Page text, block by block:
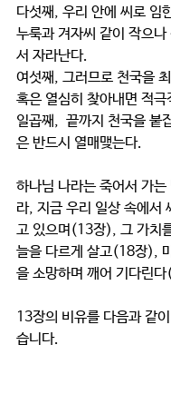
다섯째, 우리 안에 씨로 임
누룩과 겨자씨 같이 작으나
서 자라난다.
여섯째, 그러므로 천국을
혹은 열심히 찾아내면 적극
일곱째,  끝까지 천국을 붙
은 반드시 열매맺는다.
하나님 나라는 죽어서 가는
라, 지금 우리 일상 속에서
고 있으며(13장), 그 가치
늘을 다르게 살고(18장),
을 소망하며 깨어 기다린
13장의 비유를 다음과 같
습니다.